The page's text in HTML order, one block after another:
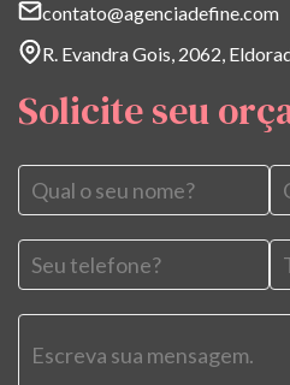
contato@agenciadefine.com
R. Evandra Gois, 2062,
Solicite seu